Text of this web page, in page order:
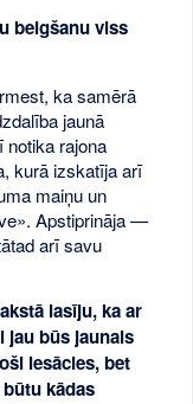
beigšanu viss
ka samērā
jaunā
notika rajona
kurā izskatīja arī
maiņu un
Apstiprināja —
arī savu
lasīju, ka ar
jau būs jaunais
iesācies, bet
kādas